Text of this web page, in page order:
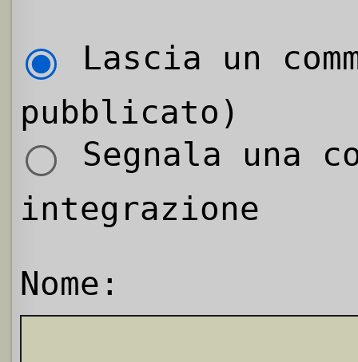
Lascia un
pubblicato)
Segnala una
integrazione
Nome: